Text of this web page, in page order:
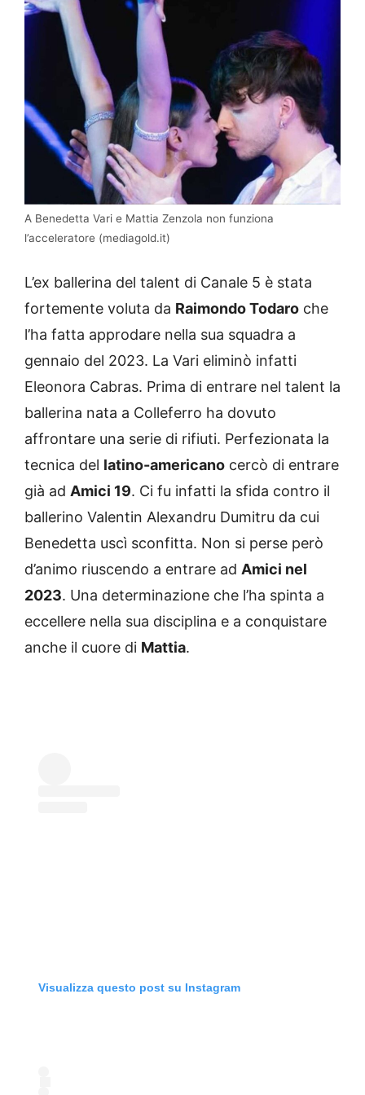
A Benedetta Vari e Mattia Zenzola non funziona
l’acceleratore (mediagold.it)
L’ex ballerina del talent di Canale 5 è stata
fortemente voluta da Raimondo Todaro che
l’ha fatta approdare nella sua squadra a
gennaio del 2023. La Vari eliminò infatti
Eleonora Cabras. Prima di entrare nel talent la
ballerina nata a Colleferro ha dovuto
affrontare una serie di rifiuti. Perfezionata la
tecnica del latino-americano cercò di entrare
già ad Amici 19. Ci fu infatti la sfida contro il
ballerino Valentin Alexandru Dumitru da cui
Benedetta uscì sconfitta. Non si perse però
d’animo riuscendo a entrare ad Amici nel
2023. Una determinazione che l’ha spinta a
eccellere nella sua disciplina e a conquistare
anche il cuore di Mattia.
Visualizza questo post su Instagram